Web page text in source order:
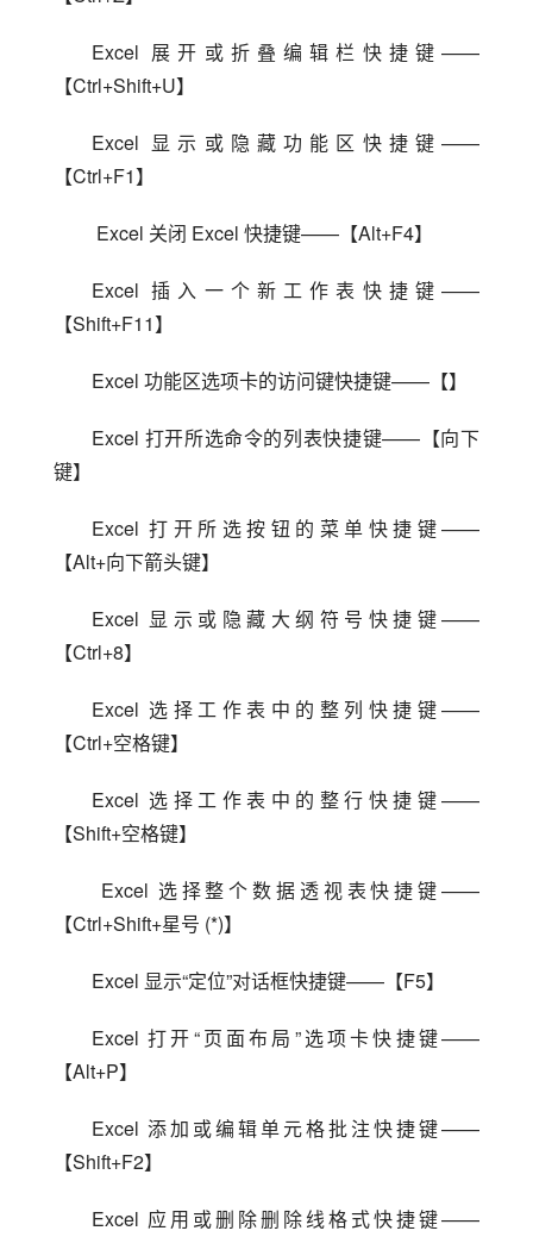
Excel 展开或折叠编辑栏快捷键——
【Ctrl+Shift+U】
Excel 显示或隐藏功能区快捷键——
【Ctrl+F1】
Excel 关闭 Excel 快捷键——【Alt+F4】
Excel 插入一个新工作表快捷键——
【Shift+F11】
Excel 功能区选项卡的访问键快捷键——【】
Excel 打开所选命令的列表快捷键——【向下
键】
Excel 打开所选按钮的菜单快捷键——
【Alt+向下箭头键】
Excel 显示或隐藏大纲符号快捷键——
【Ctrl+8】
Excel 选择工作表中的整列快捷键——
【Ctrl+空格键】
Excel 选择工作表中的整行快捷键——
【Shift+空格键】
【Ctrl+Shift+星号 (*)】
Excel 显示“定位”对话框快捷键——【F5】
Excel 打开“页面布局”选项卡快捷键——
【Alt+P】
Excel 添加或编辑单元格批注快捷键——
【Shift+F2】
Excel 应用或删除删除线格式快捷键——